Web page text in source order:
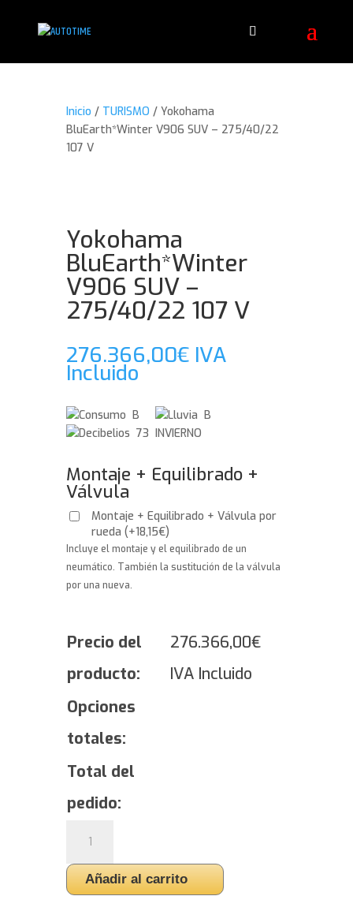
Inicio / TURISMO / Yokohama
BluEarth*Winter V906 SUV – 275/40/22
107 V
Yokohama
BluEarth*Winter
V906 SUV –
275/40/22 107 V
276.366,00€ IVA
Incluido
B
B
73 INVIERNO
Montaje + Equilibrado +
Válvula
Montaje + Equilibrado + Válvula por
rueda(+18,15€)
Incluye el montaje y el equilibrado de un
neumático. También la sustitución de la válvula
por una nueva.
Precio del
producto:
276.366,00€
IVA Incluido
Opciones
totales:
Total del
pedido:
BluEarth*Winter
V906
SUVAñadir al carrito